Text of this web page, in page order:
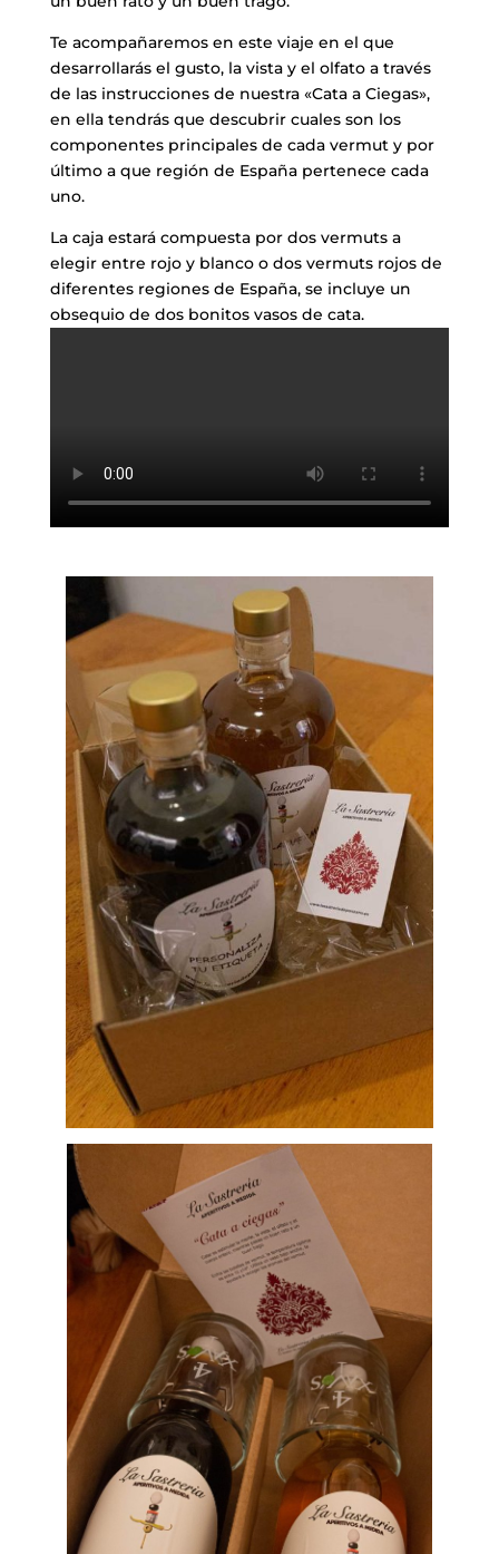
Te acompañaremos en este viaje en el que
desarrollarás el gusto, la vista y el olfato a través
de las instrucciones de nuestra «Cata a Ciegas»,
en ella tendrás que descubrir cuales son los
componentes principales de cada vermut y por
último a que región de España pertenece cada
uno.
La caja estará compuesta por dos vermuts a
elegir entre rojo y blanco o dos vermuts rojos de
diferentes regiones de España, se incluye un
obsequio de dos bonitos vasos de cata.